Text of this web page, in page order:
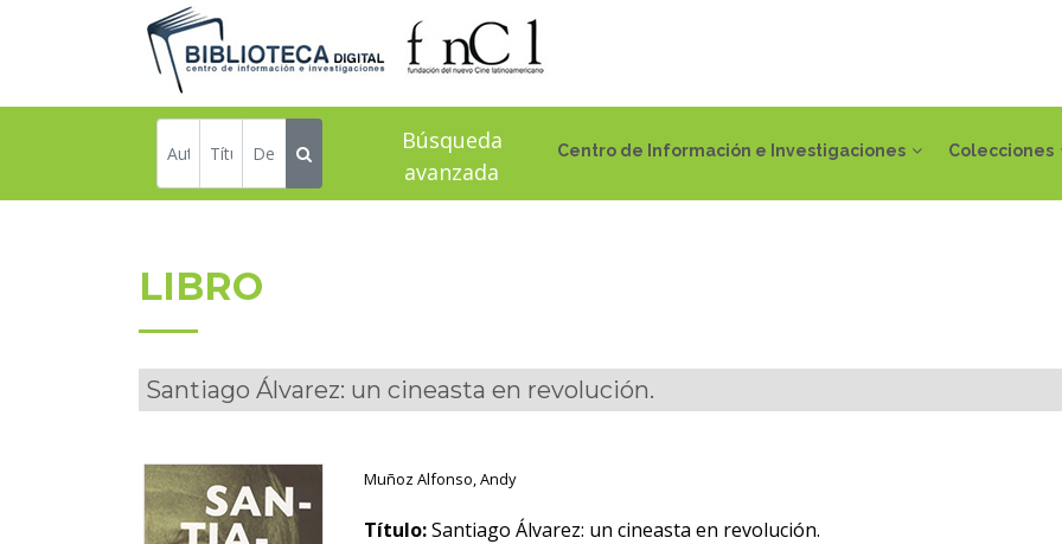
Centro de Información e Investigaciones Colecciones
Búsqueda
avanzada
LIBRO
Santiago Álvarez: un cineasta en revolución.
Muñoz Alfonso, Andy
Título:Santiago Álvarez: un cineasta en revolución.